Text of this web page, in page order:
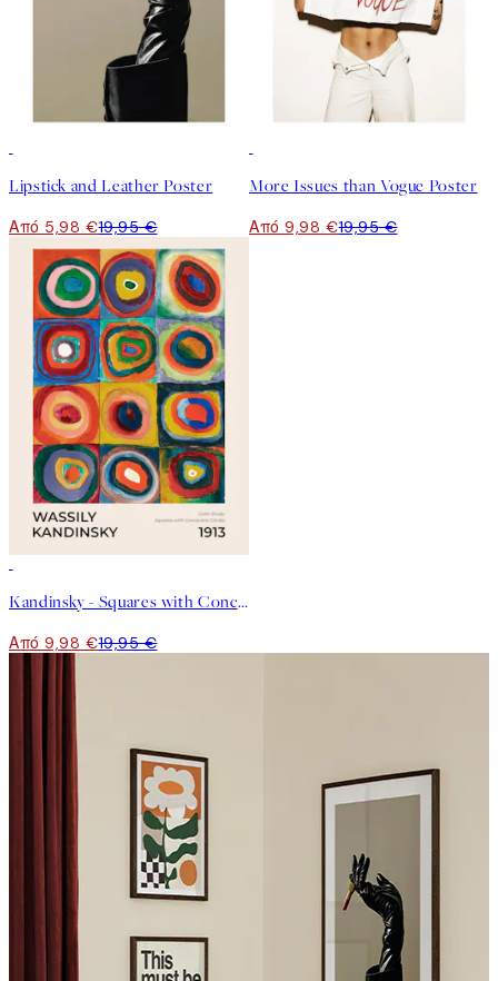
Lipstick and Leather Poster
Από 5,98 €19,95 €
More Issues than Vogue Poster
Από 9,98 €19,95 €
Kandinsky - Squares with Concentric Circles Poster
Από 9,98 €19,95 €